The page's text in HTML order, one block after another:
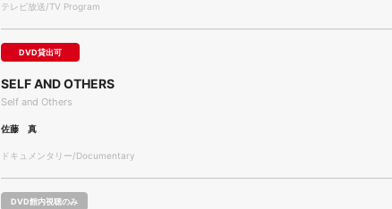
テレビ放送/TV Program
DVD貸出可
SELF AND OTHERS
Self and Others
佐藤 真
ドキュメンタリー/Documentary
DVD館内視聴のみ